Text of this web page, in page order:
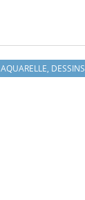
AQUARELLE, DESSINS